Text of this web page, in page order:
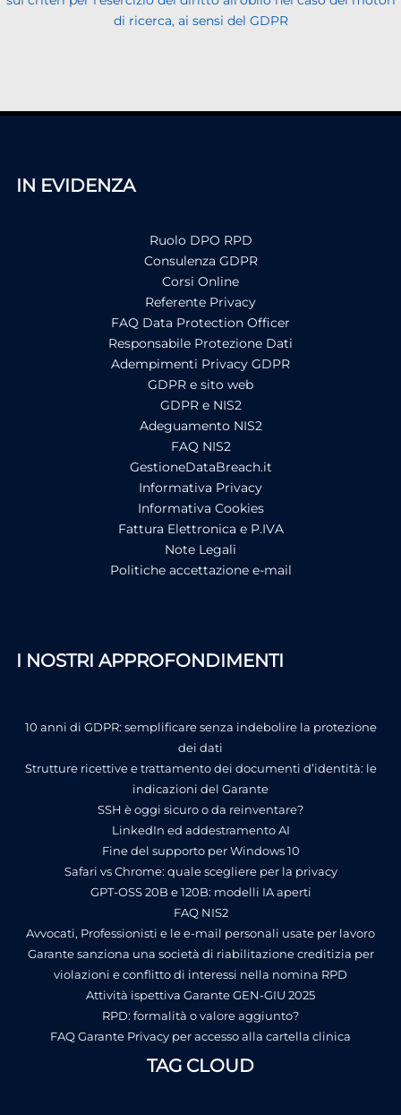
di ricerca, ai sensi del GDPR
IN EVIDENZA
Ruolo DPO RPD
Consulenza GDPR
Corsi Online
Referente Privacy
FAQ Data Protection Officer
Responsabile Protezione Dati
Adempimenti Privacy GDPR
GDPR e sito web
GDPR e NIS2
Adeguamento NIS2
FAQ NIS2
GestioneDataBreach.it
Informativa Privacy
Informativa Cookies
Fattura Elettronica e P.IVA
Note Legali
Politiche accettazione e-mail
I NOSTRI APPROFONDIMENTI
10 anni di GDPR: semplificare senza indebolire la protezione
dei dati
Strutture ricettive e trattamento dei documenti d’identità: le
indicazioni del Garante
SSH è oggi sicuro o da reinventare?
LinkedIn ed addestramento AI
Fine del supporto per Windows 10
Safari vs Chrome: quale scegliere per la privacy
GPT-OSS 20B e 120B: modelli IA aperti
FAQ NIS2
Avvocati, Professionisti e le e-mail personali usate per lavoro
Garante sanziona una società di riabilitazione creditizia per
violazioni e conflitto di interessi nella nomina RPD
Attività ispettiva Garante GEN-GIU 2025
RPD: formalità o valore aggiunto?
FAQ Garante Privacy per accesso alla cartella clinica
TAG CLOUD